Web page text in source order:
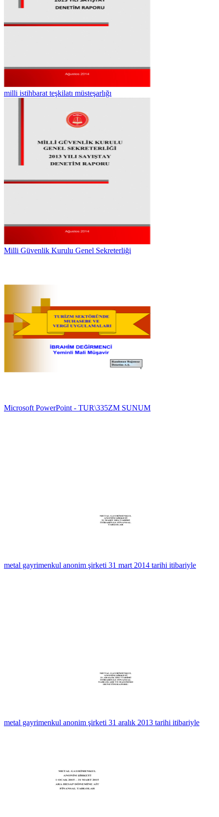
milli istihbarat teşkilatı müsteşarlığı
Milli Güvenlik Kurulu Genel Sekreterliği
Microsoft PowerPoint - TUR\335ZM SUNUM
metal gayrimenkul anonim şirketi 31 mart 2014 tarihi itibariyle
metal gayrimenkul anonim şirketi 31 aralık 2013 tarihi itibariyle